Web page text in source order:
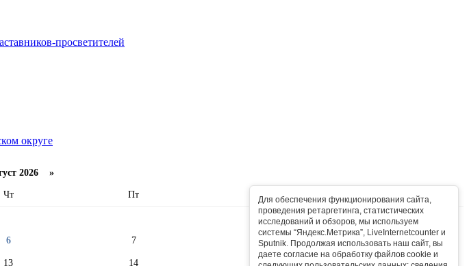
Для обеспечения функционирования сайта,
проведения ретаргетинга, статистических
исследований и обзоров, мы используем
системы “Яндекс.Метрика”, LiveInternetcounter и
Sputnik. Продолжая использовать наш сайт, вы
даете согласие на обработку файлов cookie и
просветителей
округе
2026 »
Чт Пт Сб
1 2
6 7 8 9
13 14 15 16